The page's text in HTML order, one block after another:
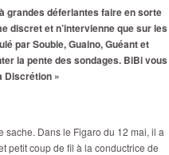
grandes déferlantes faire en sorte
discret et n’intervienne que sur les
par Soubie, Guaino, Guéant et
la pente des sondages. BiBi vous
Discrétion »
Dans le Figaro du 12 mai, il a
petit coup de fil à la conductrice de